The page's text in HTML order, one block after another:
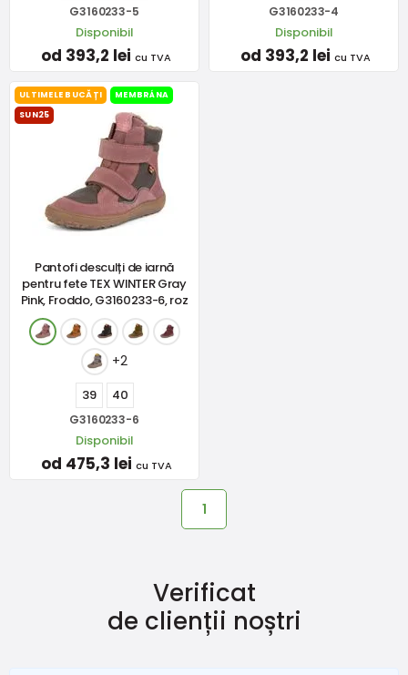
G3160233-5
Disponibil
od 393,2 lei cu TVA
G3160233-4
Disponibil
od 393,2 lei cu TVA
ULTIMELE BUCĂȚI
MEMBRÁNA
SUN25
Pantofi desculți de iarnă
pentru fete TEX WINTER Gray
Pink, Froddo, G3160233-6, roz
+2
39 40
G3160233-6
Disponibil
od 475,3 lei cu TVA
1
Verificat
de clienții noștri